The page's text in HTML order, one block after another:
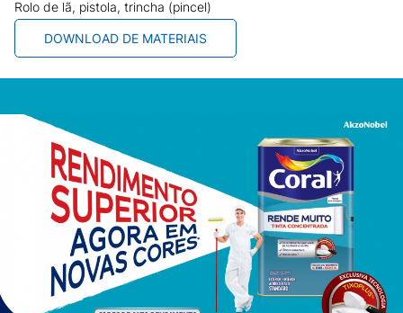
Rolo de lã, pistola, trincha (pincel)
DOWNLOAD DE MATERIAIS